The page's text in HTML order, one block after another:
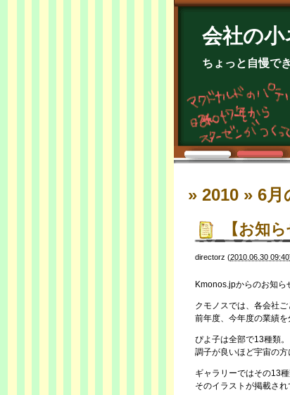
会社の小
ちょっと自慢で
» 2010 » 6月
【お知
directorz (2010.06.30 09:40
Kmonos.jpからのお知ら
クモノスでは、各会社
前年度、今年度の業績
ぴよ子は全部で13種類。
調子が良いほど宇宙の方
ギャラリーではその13
そのイラストが掲載さ